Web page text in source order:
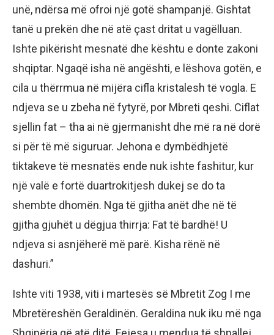
unë, ndërsa më ofroi një gotë shampanjë. Gishtat
tanë u prekën dhe në atë çast dritat u vagëlluan.
Ishte pikërisht mesnatë dhe kështu e donte zakoni
shqiptar. Ngaqë isha në angështi, e lëshova gotën, e
cila u thërrmua në mijëra cifla kristalesh të vogla. E
ndjeva se u zbeha në fytyrë, por Mbreti qeshi. Ciflat
sjellin fat – tha ai në gjermanisht dhe më ra në dorë
si për të më siguruar. Jehona e dymbëdhjetë
tiktakeve të mesnatës ende nuk ishte fashitur, kur
një valë e fortë duartrokitjesh dukej se do ta
shembte dhomën. Nga të gjitha anët dhe në të
gjitha gjuhët u dëgjua thirrja: Fat të bardhë! U
ndjeva si asnjëherë më parë. Kisha rënë në
dashuri.”
Ishte viti 1938, viti i martesës së Mbretit Zog I me
Mbretëreshën Geraldinën. Geraldina nuk iku më nga